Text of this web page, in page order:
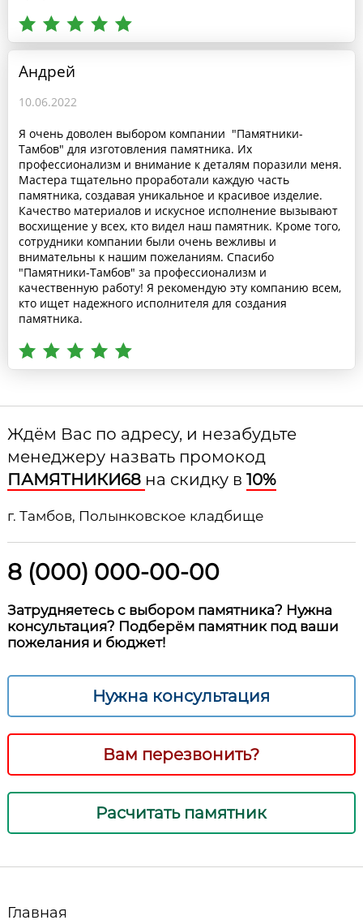
Андрей
10.06.2022
Я очень доволен выбором компании "Памятники-
Тамбов" для изготовления памятника. Их
профессионализм и внимание к деталям поразили меня.
Мастера тщательно проработали каждую часть
памятника, создавая уникальное и красивое изделие.
Качество материалов и искусное исполнение вызывают
восхищение у всех, кто видел наш памятник. Кроме того,
сотрудники компании были очень вежливы и
внимательны к нашим пожеланиям. Спасибо
"Памятники-Тамбов" за профессионализм и
качественную работу! Я рекомендую эту компанию всем,
кто ищет надежного исполнителя для создания
памятника.
Ждём Вас по адресу, и незабудьте
менеджеру назвать промокод
ПАМЯТНИКИ68 на скидку в 10%
г. Тамбов, Полынковское кладбище
8 (000) 000-00-00
Затрудняетесь с выбором памятника? Нужна
консультация? Подберём памятник под ваши
пожелания и бюджет!
Нужна консультация
Вам перезвонить?
Расчитать памятник
Главная